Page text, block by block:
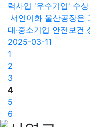
력사업 '우수기업' 수상
서연이화 울산공장은
대·중소기업 안전보건
2025-03-11
1
2
3
4
5
6